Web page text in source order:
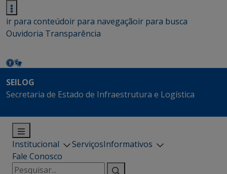
ir para conteúdoir para navegaçãoir para busca
Ouvidoria Transparência
SEILOG
Secretaria de Estado de Infraestrutura e Logística
Institucional ServiçosInformativos
Fale Conosco
Pesquisar